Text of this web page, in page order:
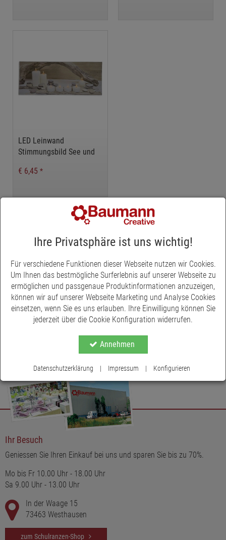
LED Leinwand
Stimmungsbild See und
€ 6,45 *
« 1 »
Jetzt LED Bilder mit Weihnachtsmotiven im Online Shop von
Baumann Creative kaufen ▶ Schneller und günstiger Versand ✓
Hochwertige Qualität ✓
Ihr Besuch
Geniessen Sie Ihren Einkauf bei uns und sparen Sie bis zu 70%.
Mo bis Fr 10.00 Uhr - 18.00 Uhr
Sa 9.00 Uhr - 13.00 Uhr
In der Waage 15
73463 Westhausen
zum Schulranzen-Shop
Ihre Privatsphäre ist uns wichtig!
Für verschiedene Funktionen dieser Webseite nutzen wir Cookies.
Um Ihnen das bestmögliche Surferlebnis auf unserer Webseite zu
ermöglichen und passgenaue Produktinformationen anzuzeigen,
können wir auf unserer Webseite Marketing und Analyse Cookies
einsetzen, wenn Sie es uns erlauben. Ihre Einwilligung können Sie
jederzeit über die Cookie Konfiguration widerrufen.
Annehmen
Datenschutzerklärung | Impressum | Konfigurieren